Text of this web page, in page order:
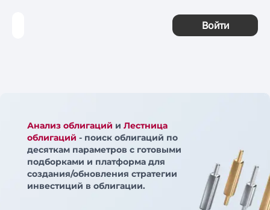
Войти
Анализ облигаций и Лестница
облигаций - поиск облигаций по
десяткам параметров с готовыми
подборками и платформа для
создания/обновления стратегии
инвестиций в облигации.